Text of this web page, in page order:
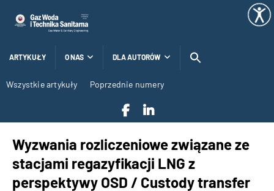
ARTYKUŁY O NAS DLA AUTORÓW
Wszystkie artykuły Poprzednie numery
Wyzwania rozliczeniowe związane ze
stacjami regazyfikacji LNG z
perspektywy OSD / Custody transfer